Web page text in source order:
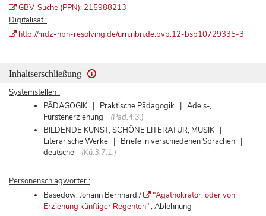
GBV-Suche (PPN): 215988213
Digitalisat :
http://mdz-nbn-resolving.de/urn:nbn:de:bvb:12-bsb10729335-3
Inhaltserschließung
Systemstellen :
PÄDAGOGIK | Praktische Pädagogik | Adels-,
Fürstenerziehung
(Päd.4.3.)
BILDENDE KUNST, SCHÖNE LITERATUR, MUSIK |
Literarische Werke | Briefe in verschiedenen Sprachen |
deutsche
(Kü.3.7.1.)
Personenschlagwörter :
Basedow, Johann Bernhard /
"Agathokrator: oder von
Erziehung künftiger Regenten", Ablehnung